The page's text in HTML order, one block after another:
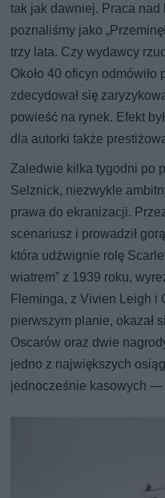
tak jak dawniej. Praca
poznaliśmy jako
trzy lata. Czy wydawcy
Około 40 oficyn
zdecydował się
powieść na rynek. Efekt
dla autorki także
Zaledwie kilka tygodni po
Selznick, niezwykle
prawa do ekranizacji.
scenariusz i prowadził
która udźwignie rolę
wiatrem” z 1939 roku,
Fleminga, z Vivien Leigh i
pierwszym planie, okazał
Oscarów oraz dwie
jedno z największych
jednocześnie kasowych